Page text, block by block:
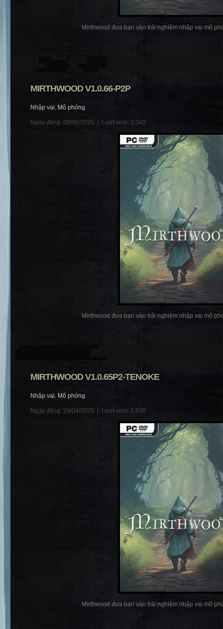
Mirthwood đưa bạn vào trải nghiệm nhập vai mô
MIRTHWOOD V1.0.66-P2P
Nhập vai, Mô phỏng
Ngày đăng: 08/06/2025 | Lượt xem: 2,340
Mirthwood đưa bạn vào trải nghiệm nhập vai mô
MIRTHWOOD V1.0.65P2-TENOKE
Nhập vai, Mô phỏng
Ngày đăng: 29/04/2025 | Lượt xem: 2,636
Mirthwood đưa bạn vào trải nghiệm nhập vai mô